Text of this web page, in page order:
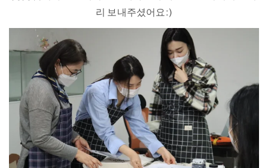
리 보내주셨어요:)